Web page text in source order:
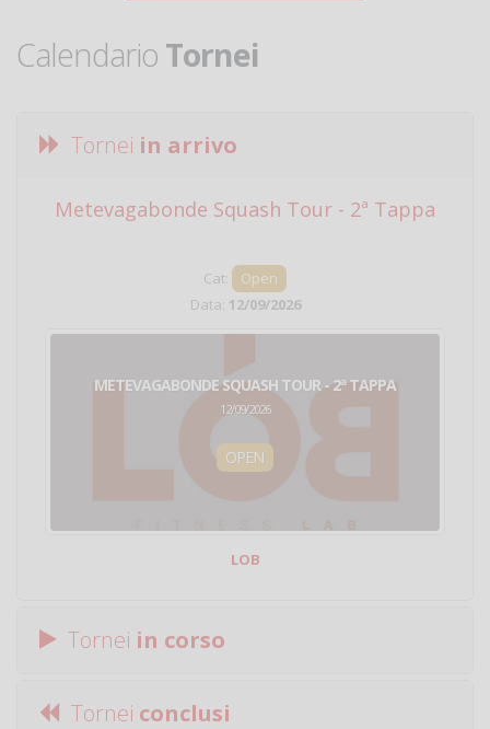
Calendario Tornei
Tornei in arrivo
Metevagabonde Squash Tour - 2ª Tappa
Cat:
Open
Data: 12/09/2026
METEVAGABONDE SQUASH TOUR - 2ª TAPPA
12/09/2026
OPEN
LOB
Tornei in corso
Tornei conclusi